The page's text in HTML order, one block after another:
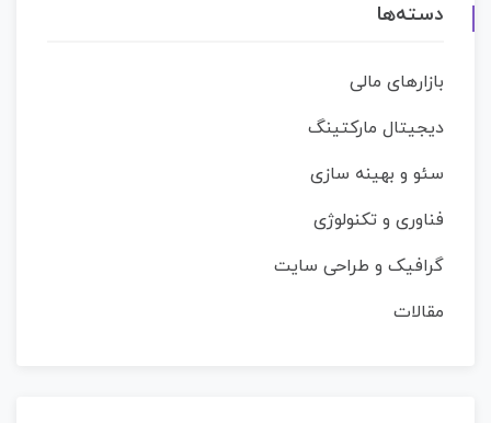
دسته‌ها
بازارهای مالی
دیجیتال مارکتینگ
سئو و بهینه سازی
فناوری و تکنولوژی
گرافیک و طراحی سایت
مقالات